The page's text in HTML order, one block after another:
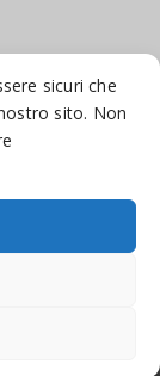
sicuri che
sito. Non